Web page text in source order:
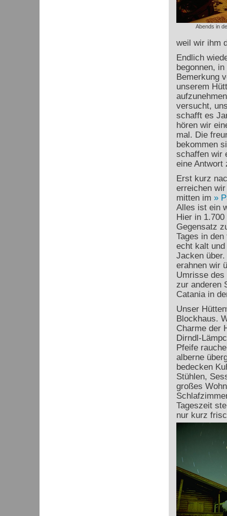
Abends in
weil wir ihm
Endlich
begonnen,
Bemerkung
unserem
versucht,
schafft es
hören wir
mal. Die
bekommen
schaffen wir
eine Antwort
Erst kurz
erreichen
mitten im
Alles ist ein
Hier in
Gegensatz
Tages in
echt kalt
Jacken
erahnen wir
Umrisse des
zur anderen
Catania in
Unser
Blockhaus.
Charme der
Dirndl-
Pfeife
alberne
bedecken
Stühlen,
großes
Tageszeit
nur kurz